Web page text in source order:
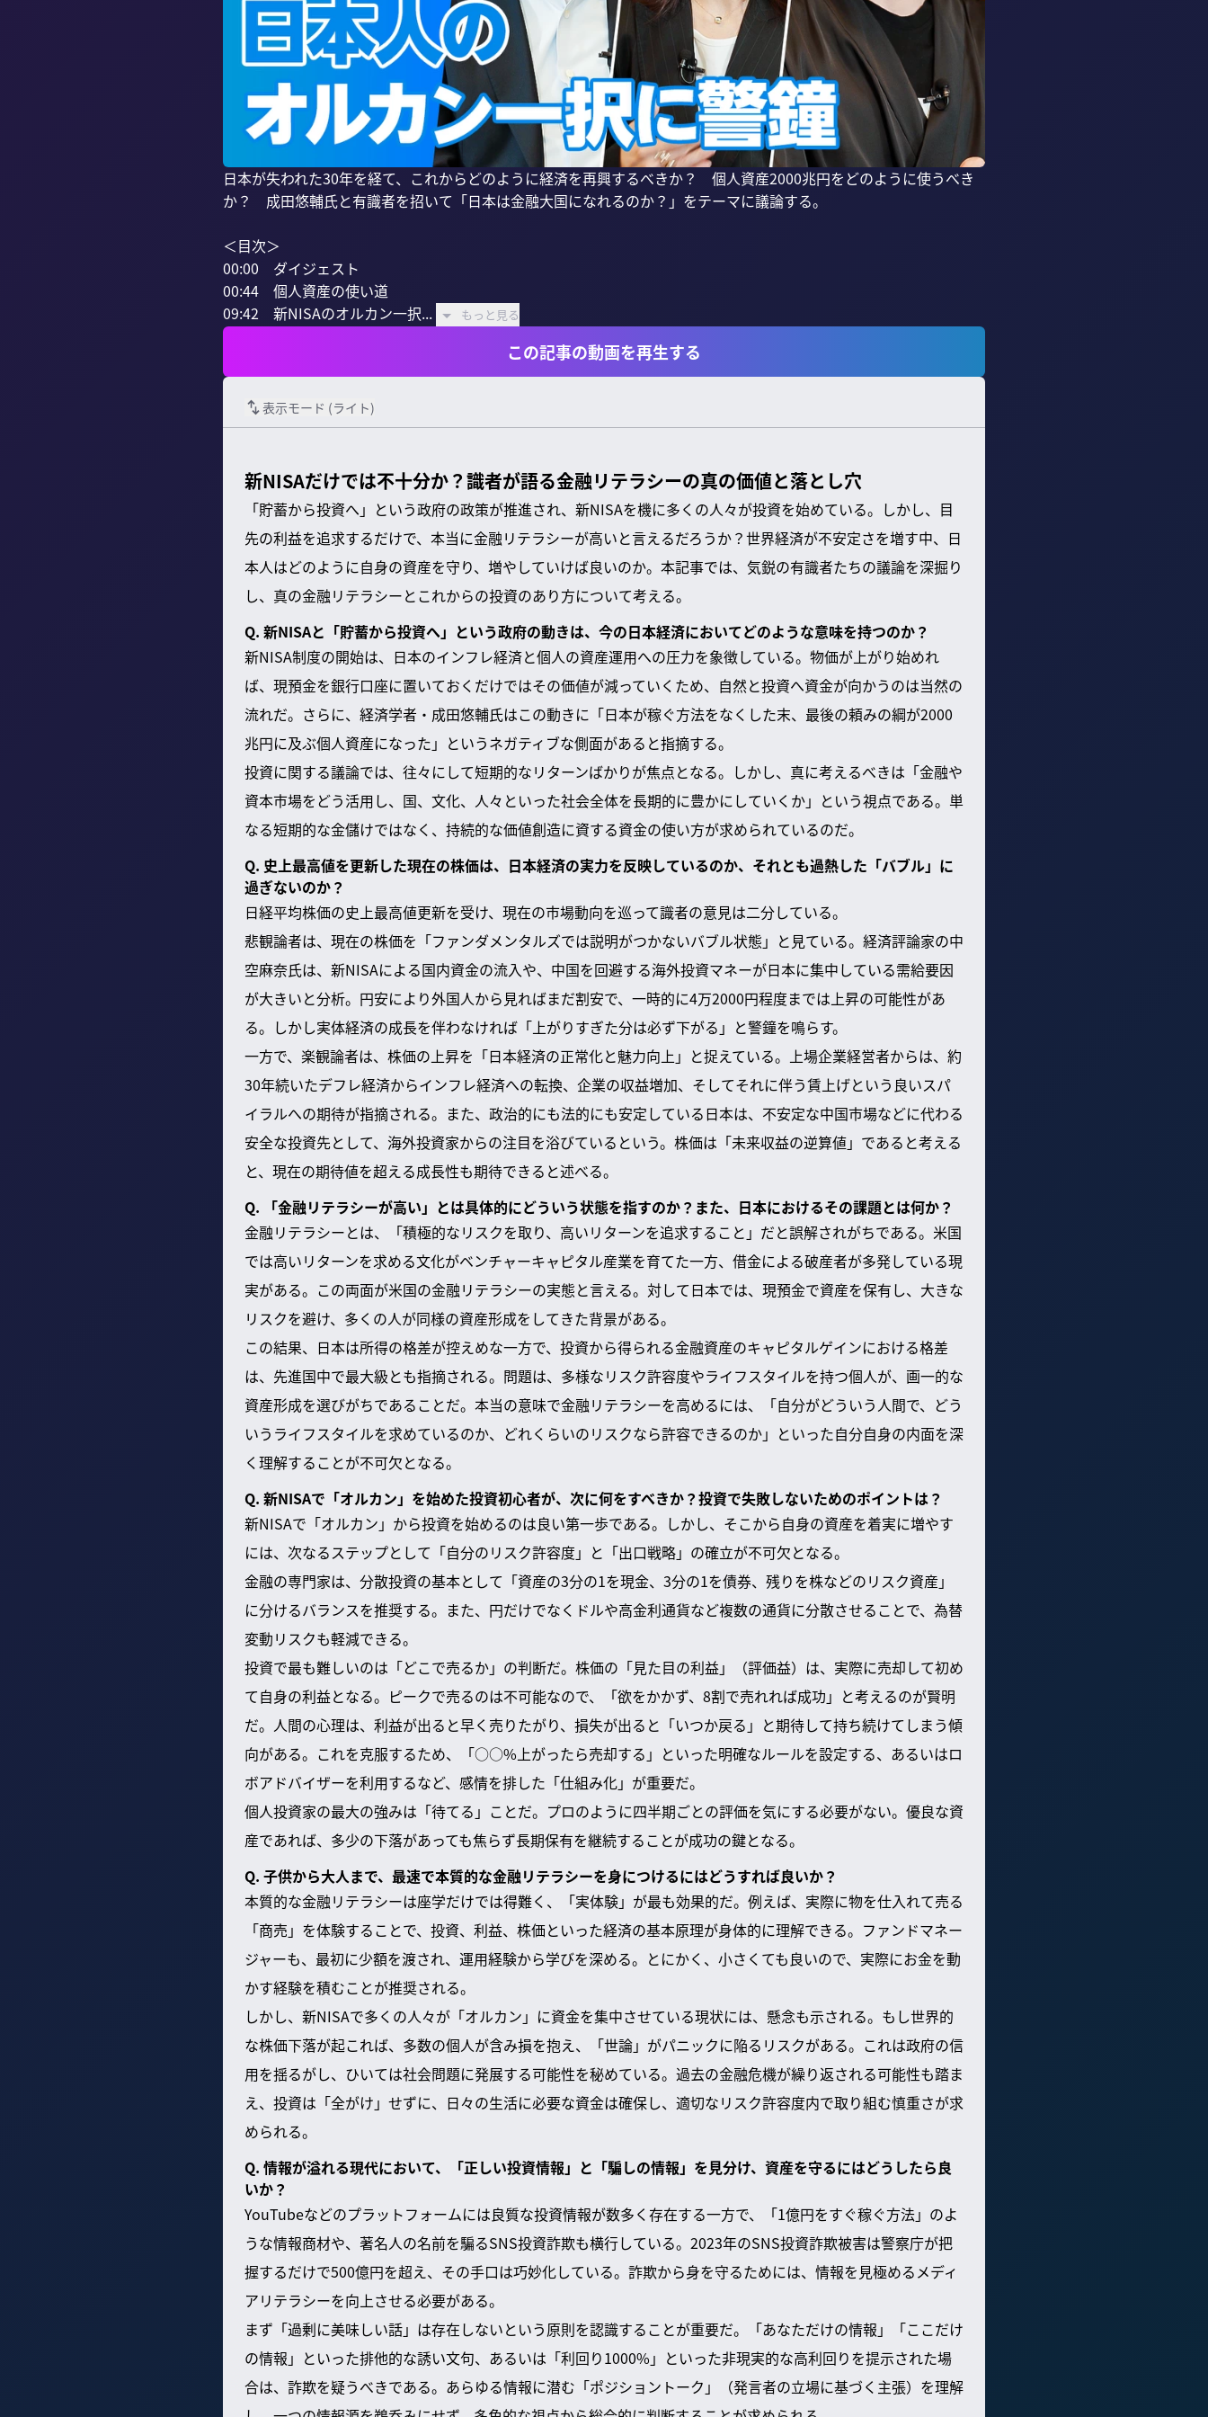
日本が失われた30年を経て、これからどのように経済を再興するべきか？　個人資産2000兆円をどのように使うべき
か？　成田悠輔氏と有識者を招いて「日本は金融大国になれるのか？」をテーマに議論する。
＜目次＞
00:00　ダイジェスト
00:44　個人資産の使い道
09:42　新NISAのオルカン一択...
もっと見る
この記事の動画を再生する
表示モード (ライト)
新NISAだけでは不十分か？識者が語る金融リテラシーの真の価値と落とし穴
「貯蓄から投資へ」という政府の政策が推進され、新NISAを機に多くの人々が投資を始めている。しかし、目
先の利益を追求するだけで、本当に金融リテラシーが高いと言えるだろうか？世界経済が不安定さを増す中、日
本人はどのように自身の資産を守り、増やしていけば良いのか。本記事では、気鋭の有識者たちの議論を深掘り
し、真の金融リテラシーとこれからの投資のあり方について考える。
Q. 新NISAと「貯蓄から投資へ」という政府の動きは、今の日本経済においてどのような意味を持つのか？
新NISA制度の開始は、日本のインフレ経済と個人の資産運用への圧力を象徴している。物価が上がり始めれ
ば、現預金を銀行口座に置いておくだけではその価値が減っていくため、自然と投資へ資金が向かうのは当然の
流れだ。さらに、経済学者・成田悠輔氏はこの動きに「日本が稼ぐ方法をなくした末、最後の頼みの綱が2000
兆円に及ぶ個人資産になった」というネガティブな側面があると指摘する。
投資に関する議論では、往々にして短期的なリターンばかりが焦点となる。しかし、真に考えるべきは「金融や
資本市場をどう活用し、国、文化、人々といった社会全体を長期的に豊かにしていくか」という視点である。単
なる短期的な金儲けではなく、持続的な価値創造に資する資金の使い方が求められているのだ。
Q. 史上最高値を更新した現在の株価は、日本経済の実力を反映しているのか、それとも過熱した「バブル」に
過ぎないのか？
日経平均株価の史上最高値更新を受け、現在の市場動向を巡って識者の意見は二分している。
悲観論者は、現在の株価を「ファンダメンタルズでは説明がつかないバブル状態」と見ている。経済評論家の中
空麻奈氏は、新NISAによる国内資金の流入や、中国を回避する海外投資マネーが日本に集中している需給要因
が大きいと分析。円安により外国人から見ればまだ割安で、一時的に4万2000円程度までは上昇の可能性があ
る。しかし実体経済の成長を伴わなければ「上がりすぎた分は必ず下がる」と警鐘を鳴らす。
一方で、楽観論者は、株価の上昇を「日本経済の正常化と魅力向上」と捉えている。上場企業経営者からは、約
30年続いたデフレ経済からインフレ経済への転換、企業の収益増加、そしてそれに伴う賃上げという良いスパ
イラルへの期待が指摘される。また、政治的にも法的にも安定している日本は、不安定な中国市場などに代わる
安全な投資先として、海外投資家からの注目を浴びているという。株価は「未来収益の逆算値」であると考える
と、現在の期待値を超える成長性も期待できると述べる。
Q. 「金融リテラシーが高い」とは具体的にどういう状態を指すのか？また、日本におけるその課題とは何か？
金融リテラシーとは、「積極的なリスクを取り、高いリターンを追求すること」だと誤解されがちである。米国
では高いリターンを求める文化がベンチャーキャピタル産業を育てた一方、借金による破産者が多発している現
実がある。この両面が米国の金融リテラシーの実態と言える。対して日本では、現預金で資産を保有し、大きな
リスクを避け、多くの人が同様の資産形成をしてきた背景がある。
この結果、日本は所得の格差が控えめな一方で、投資から得られる金融資産のキャピタルゲインにおける格差
は、先進国中で最大級とも指摘される。問題は、多様なリスク許容度やライフスタイルを持つ個人が、画一的な
資産形成を選びがちであることだ。本当の意味で金融リテラシーを高めるには、「自分がどういう人間で、どう
いうライフスタイルを求めているのか、どれくらいのリスクなら許容できるのか」といった自分自身の内面を深
く理解することが不可欠となる。
Q. 新NISAで「オルカン」を始めた投資初心者が、次に何をすべきか？投資で失敗しないためのポイントは？
新NISAで「オルカン」から投資を始めるのは良い第一歩である。しかし、そこから自身の資産を着実に増やす
には、次なるステップとして「自分のリスク許容度」と「出口戦略」の確立が不可欠となる。
金融の専門家は、分散投資の基本として「資産の3分の1を現金、3分の1を債券、残りを株などのリスク資産」
に分けるバランスを推奨する。また、円だけでなくドルや高金利通貨など複数の通貨に分散させることで、為替
変動リスクも軽減できる。
投資で最も難しいのは「どこで売るか」の判断だ。株価の「見た目の利益」（評価益）は、実際に売却して初め
て自身の利益となる。ピークで売るのは不可能なので、「欲をかかず、8割で売れれば成功」と考えるのが賢明
だ。人間の心理は、利益が出ると早く売りたがり、損失が出ると「いつか戻る」と期待して持ち続けてしまう傾
向がある。これを克服するため、「○○%上がったら売却する」といった明確なルールを設定する、あるいはロ
ボアドバイザーを利用するなど、感情を排した「仕組み化」が重要だ。
個人投資家の最大の強みは「待てる」ことだ。プロのように四半期ごとの評価を気にする必要がない。優良な資
産であれば、多少の下落があっても焦らず長期保有を継続することが成功の鍵となる。
Q. 子供から大人まで、最速で本質的な金融リテラシーを身につけるにはどうすれば良いか？
本質的な金融リテラシーは座学だけでは得難く、「実体験」が最も効果的だ。例えば、実際に物を仕入れて売る
「商売」を体験することで、投資、利益、株価といった経済の基本原理が身体的に理解できる。ファンドマネー
ジャーも、最初に少額を渡され、運用経験から学びを深める。とにかく、小さくても良いので、実際にお金を動
かす経験を積むことが推奨される。
しかし、新NISAで多くの人々が「オルカン」に資金を集中させている現状には、懸念も示される。もし世界的
な株価下落が起これば、多数の個人が含み損を抱え、「世論」がパニックに陥るリスクがある。これは政府の信
用を揺るがし、ひいては社会問題に発展する可能性を秘めている。過去の金融危機が繰り返される可能性も踏ま
え、投資は「全がけ」せずに、日々の生活に必要な資金は確保し、適切なリスク許容度内で取り組む慎重さが求
められる。
Q. 情報が溢れる現代において、「正しい投資情報」と「騙しの情報」を見分け、資産を守るにはどうしたら良
いか？
YouTubeなどのプラットフォームには良質な投資情報が数多く存在する一方で、「1億円をすぐ稼ぐ方法」のよ
うな情報商材や、著名人の名前を騙るSNS投資詐欺も横行している。2023年のSNS投資詐欺被害は警察庁が把
握するだけで500億円を超え、その手口は巧妙化している。詐欺から身を守るためには、情報を見極めるメディ
アリテラシーを向上させる必要がある。
まず「過剰に美味しい話」は存在しないという原則を認識することが重要だ。「あなただけの情報」「ここだけ
の情報」といった排他的な誘い文句、あるいは「利回り1000%」といった非現実的な高利回りを提示された場
合は、詐欺を疑うべきである。あらゆる情報に潜む「ポジショントーク」（発言者の立場に基づく主張）を理解